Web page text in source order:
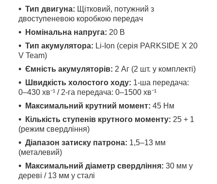
Тип двигуна: Щітковий, потужний з
двоступеневою коробкою передач
Номінальна напруга: 20 В
Тип акумулятора: Li-Ion (серія PARKSIDE X 20
V Team)
Ємність акумуляторів: 2 Аг (2 шт. у комплекті)
Швидкість холостого ходу: 1-ша передача:
0–430 хв⁻¹ / 2-га передача: 0–1500 хв⁻¹
Максимальний крутний момент: 45 Нм
Кількість ступенів крутного моменту: 25 + 1
(режим свердління)
Діапазон затиску патрона: 1,5–13 мм
(металевий)
Максимальний діаметр свердління: 30 мм у
дереві / 13 мм у сталі